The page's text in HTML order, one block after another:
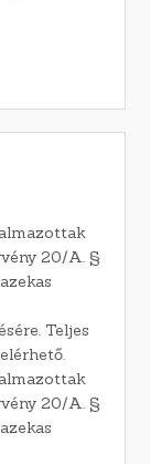
20/A. §
Teljes
20/A. §